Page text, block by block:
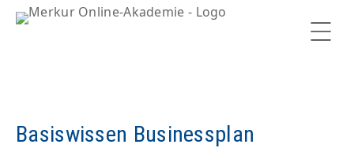
Gründung
Basiswissen Businessplan